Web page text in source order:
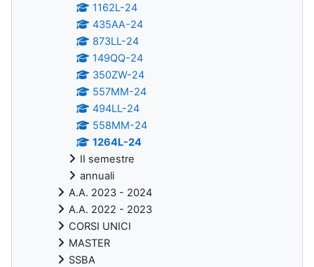
1162L-24
435AA-24
873LL-24
149QQ-24
350ZW-24
557MM-24
494LL-24
558MM-24
1264L-24
II semestre
annuali
A.A. 2023 - 2024
A.A. 2022 - 2023
CORSI UNICI
MASTER
SSBA